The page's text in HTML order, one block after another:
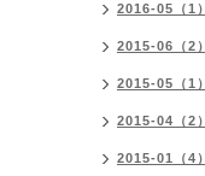
2016-05（1）
2015-06（2）
2015-05（1）
2015-04（2）
2015-01（4）